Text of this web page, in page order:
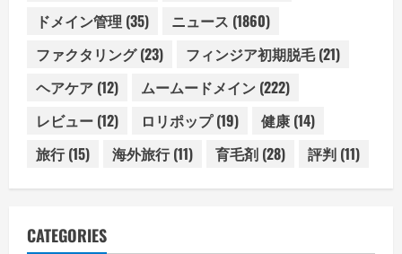
ドメイン管理 (35) ニュース (1860)
ファクタリング(23) フィンジア初期脱毛(21)
ヘアケア (12) ムームードメイン (222)
レビュー (12) ロリポップ(19) 健康 (14)
旅行(15) 海外旅行(11) 育毛剤 (28) 評判 (11)
CATEGORIES